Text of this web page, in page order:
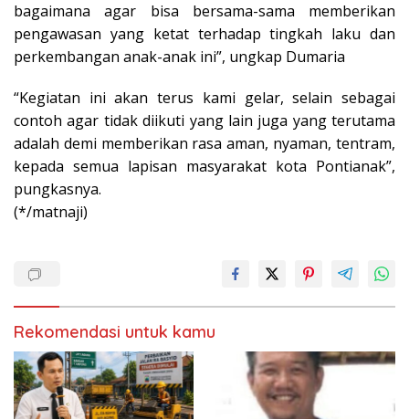
bagaimana agar bisa bersama-sama memberikan
pengawasan yang ketat terhadap tingkah laku dan
perkembangan anak-anak ini”, ungkap Dumaria
“Kegiatan ini akan terus kami gelar, selain sebagai
contoh agar tidak diikuti yang lain juga yang terutama
adalah demi memberikan rasa aman, nyaman, tentram,
kepada semua lapisan masyarakat kota Pontianak”,
pungkasnya.
(*/matnaji)
Rekomendasi untuk kamu